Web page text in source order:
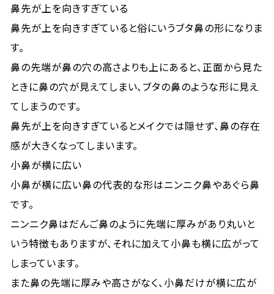
鼻先が上を向きすぎている
鼻先が上を向きすぎていると俗にいうブタ鼻の形になりま
す。
鼻の先端が鼻の穴の高さよりも上にあると、正面から見た
ときに鼻の穴が見えてしまい、ブタの鼻のような形に見え
てしまうのです。
鼻先が上を向きすぎているとメイクでは隠せず、鼻の存在
感が大きくなってしまいます。
小鼻が横に広い
小鼻が横に広い鼻の代表的な形はニンニク鼻やあぐら鼻
です。
ニンニク鼻はだんご鼻のように先端に厚みがあり丸いと
いう特徴もありますが、それに加えて小鼻も横に広がって
しまっています。
また鼻の先端に厚みや高さがなく、小鼻だけが横に広が